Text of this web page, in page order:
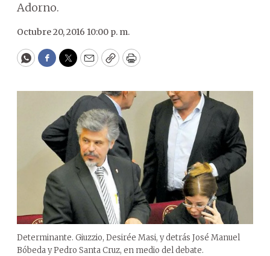
Adorno.
Octubre 20, 2016 10:00 p. m.
WhatsApp
Facebook
Twitter
EmailCopyPrint
Determinante. Giuzzio, Desirée Masi, y detrás José Manuel
Bóbeda y Pedro Santa Cruz, en medio del debate.